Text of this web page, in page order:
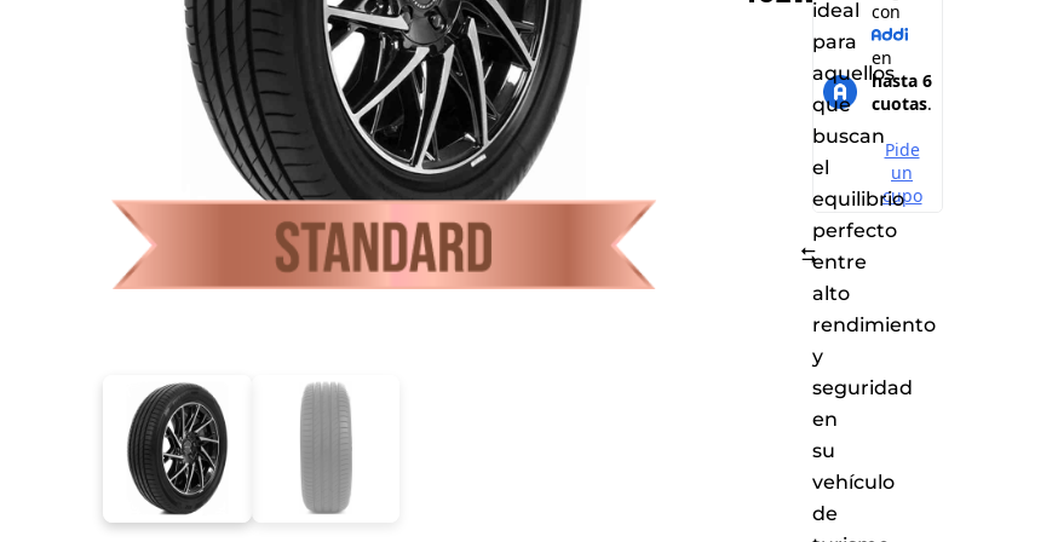
Comparar
ideal
para
aquellos
que
buscan
el
equilibrio
perfecto
entre
alto
rendimiento
y
seguridad
en
su
vehículo
de